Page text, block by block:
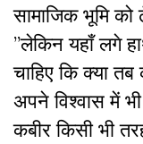
सामाजिक भूमि
”लेकिन यहाँ लगे
चाहिए कि क्या
अपने विश्वास में
कबीर किसी भी